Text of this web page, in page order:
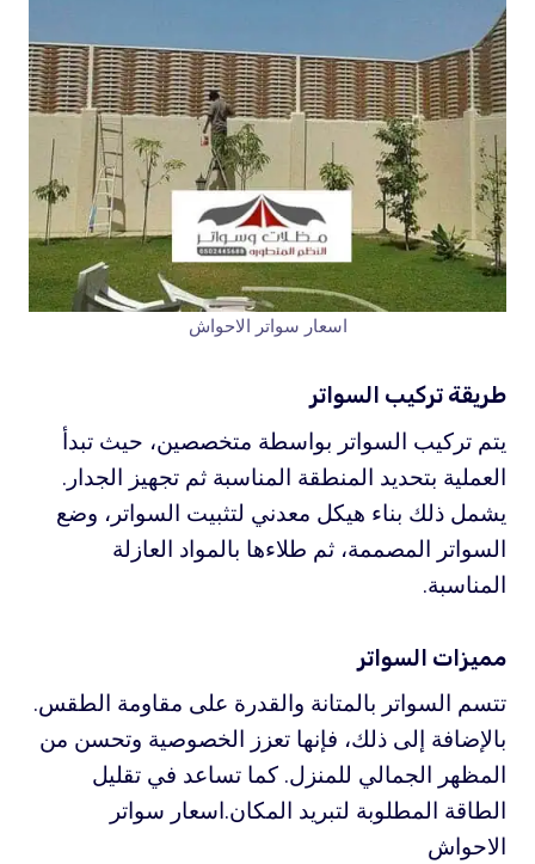
اسعار سواتر الاحواش
طريقة تركيب السواتر
يتم تركيب السواتر بواسطة متخصصين، حيث تبدأ
العملية بتحديد المنطقة المناسبة ثم تجهيز الجدار.
يشمل ذلك بناء هيكل معدني لتثبيت السواتر، وضع
السواتر المصممة، ثم طلاءها بالمواد العازلة
المناسبة.
مميزات السواتر
تتسم السواتر بالمتانة والقدرة على مقاومة الطقس.
بالإضافة إلى ذلك، فإنها تعزز الخصوصية وتحسن من
المظهر الجمالي للمنزل. كما تساعد في تقليل
الطاقة المطلوبة لتبريد المكان.اسعار سواتر
الاحواش